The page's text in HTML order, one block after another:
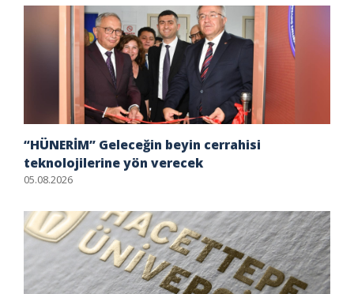
“HÜNERİM” Geleceğin beyin cerrahisi
teknolojilerine yön verecek
05.08.2026